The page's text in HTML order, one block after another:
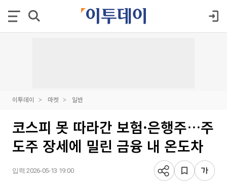
이투데이 마켓 일반
코스피 못 따라간 보험·은행주…주
도주 장세에 밀린 금융 내 온도차
입력 2026-05-13 19:00